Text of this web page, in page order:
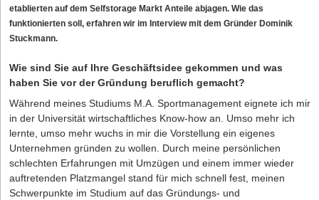
etablierten auf dem Selfstorage Markt Anteile abjagen. Wie das
funktionierten soll, erfahren wir im Interview mit dem Gründer Dominik
Stuckmann.
Wie sind Sie auf Ihre Geschäftsidee gekommen und was
haben Sie vor der Gründung beruflich gemacht?
Während meines Studiums M.A. Sportmanagement eignete ich mir
in der Universität wirtschaftliches Know-how an. Umso mehr ich
lernte, umso mehr wuchs in mir die Vorstellung ein eigenes
Unternehmen gründen zu wollen. Durch meine persönlichen
schlechten Erfahrungen mit Umzügen und einem immer wieder
auftretenden Platzmangel stand für mich schnell fest, meinen
Schwerpunkte im Studium auf das Gründungs- und